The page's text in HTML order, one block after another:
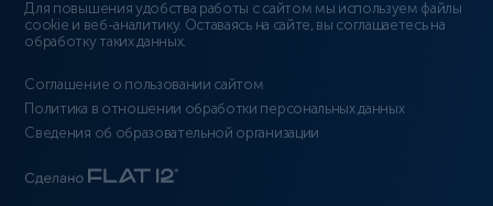
Для повышения удобства работы с сайтом мы используем файлы
cookie и веб-аналитику. Оставаясь на сайте, вы соглашаетесь на
обработку таких данных.
Соглашение о пользовании сайтом
Политика в отношении обработки персональных данных
Сведения об образовательной организации